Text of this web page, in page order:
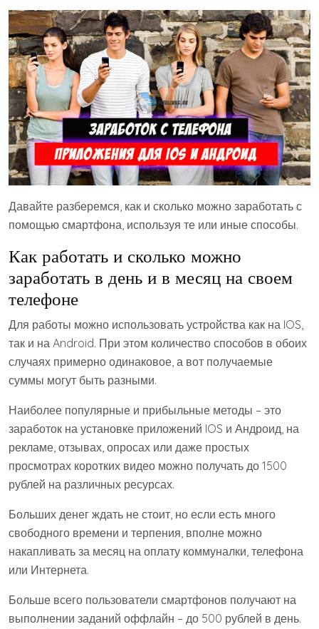
Давайте разберемся, как и сколько можно заработать с
помощью смартфона, используя те или иные способы.
Как работать и сколько можно
заработать в день и в месяц на своем
телефоне
Для работы можно использовать устройства как на IOS,
так и на Android. При этом количество способов в обоих
случаях примерно одинаковое, а вот получаемые
суммы могут быть разными.
Наиболее популярные и прибыльные методы – это
заработок на установке приложений IOS и Андроид, на
рекламе, отзывах, опросах или даже простых
просмотрах коротких видео можно получать до 1500
рублей на различных ресурсах.
Больших денег ждать не стоит, но если есть много
свободного времени и терпения, вполне можно
накапливать за месяц на оплату коммуналки, телефона
или Интернета.
Больше всего пользователи смартфонов получают на
выполнении заданий оффлайн – до 500 рублей в день.